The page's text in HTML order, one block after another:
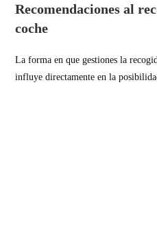
Recomendaciones al
coche
La forma en que gestiones la
influye directamente en la